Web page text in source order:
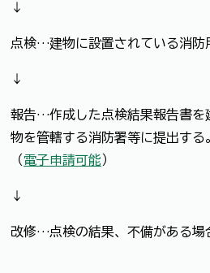
↓
点検…建物に設置されている消防
↓
報告…作成した点検結果報告書を
物を管轄する消防署等に提出する
（電子申請可能 ）
↓
改修…点検の結果、不備がある場